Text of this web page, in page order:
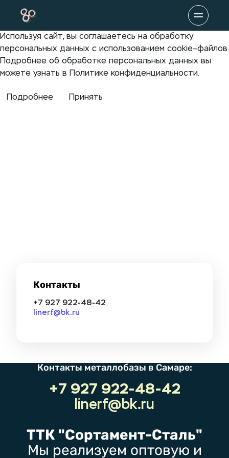
Используя сайт, вы соглашаетесь на обработку
персональных данных с использованием cookie–файлов.
Подробнее об обработке персональных данных вы
можете узнать в Политике конфиденциальности.
Подробнее Принять
Контакты
+7 927 922-48-42
linerf@bk.ru
Контакты металлобазы в Самаре:
+7 927 922-48-42
linerf@bk.ru
ТТК "Сортамент-Сталь"
Мы реализуем оптовую и